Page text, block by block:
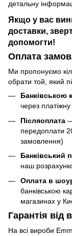
детальну
Якщо у вас
доставки,
допомогти!
Оплата
Ми пропонуємо
обрати той, який
Банківською
через
Післяоплата
передоплати
замовлення)
Банківський
наш
Оплата в
банківською
магазинах у
Гарантія від
На всі вироби